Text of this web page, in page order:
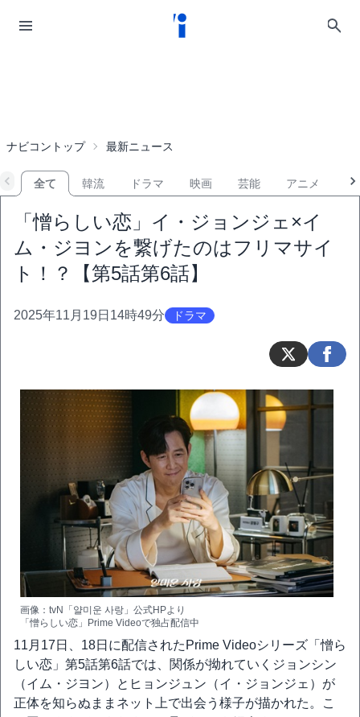
ナビコントップ 最新ニュース
全て 韓流 ドラマ 映画 芸能 アニメ
「憎らしい恋」イ・ジョンジェ×イ
ム・ジヨンを繋げたのはフリマサイ
ト！？【第5話第6話】
2025年11月19日14時49分 ドラマ
画像：tvN「얄미운 사랑」公式HPより
「憎らしい恋」Prime Videoで独占配信中
11月17日、18日に配信されたPrime Videoシリーズ「憎ら
しい恋」第5話第6話では、関係が拗れていくジョンシン
（イム・ジヨン）とヒョンジュン（イ・ジョンジェ）が
正体を知らぬままネット上で出会う様子が描かれた。こ